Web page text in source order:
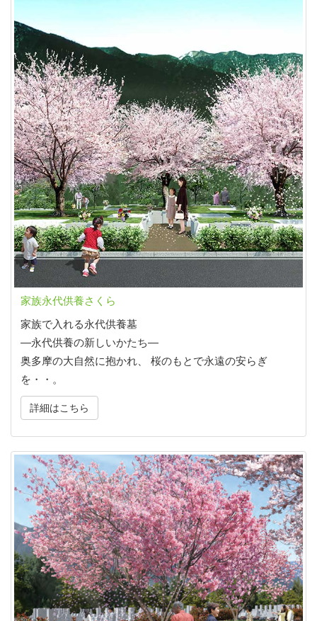
家族永代供養さくら
家族で入れる永代供養墓
―永代供養の新しいかたち―
奥多摩の大自然に抱かれ、 桜のもとで永遠の安らぎ
を・・。
詳細はこちら